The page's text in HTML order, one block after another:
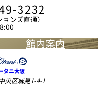
3232
ンズ直通）
館内案内
タニ大阪
央区城見1-4-1